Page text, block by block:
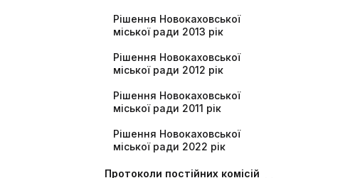
Рішення Новокаховської
міської ради 2013 рік
Рішення Новокаховської
міської ради 2012 рік
Рішення Новокаховської
міської ради 2011 рік
Рішення Новокаховської
міської ради 2022 рік
Протоколи постійних комісій